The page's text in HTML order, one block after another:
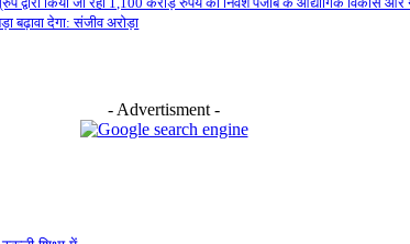
बढ़ावा देगा: संजीव अरोड़ा
- Advertisment -